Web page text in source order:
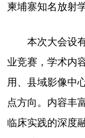
柬埔寨知名放射
本次大会设
业竞赛，学术内
用、县域影像中
点方向。内容丰
临床实践的深度